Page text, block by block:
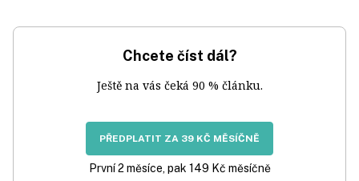
Chcete číst dál?
Ještě na vás čeká 90 % článku.
PŘEDPLATIT ZA 39 KČ MĚSÍČNĚ
První 2 měsíce, pak 149 Kč měsíčně